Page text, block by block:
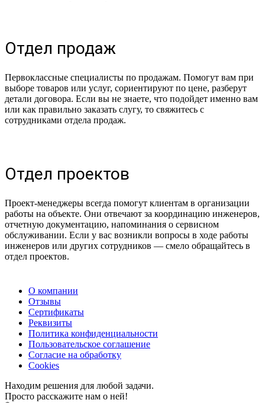
Отдел продаж
Первоклассные специалисты по продажам. Помогут вам при
выборе товаров или услуг, сориентируют по цене, разберут
детали договора. Если вы не знаете, что подойдет именно вам
или как правильно заказать слугу, то свяжитесь с
сотрудниками отдела продаж.
по
клиентами
Ирина
Висальчук
менеджер
Марк
Брониц
сбыта
Петр
Малиновский
Отдел проектов
Проект-менеджеры всегда помогут клиентам в организации
работы на объекте. Они отвечают за координацию инженеров,
отчетную документацию, напоминания о сервисном
обслуживании. Если у вас возникли вопросы в ходе работы
инженеров или других сотрудников — смело обращайтесь в
отдел проектов.
Менеджер
проектов
Анатолий
Тристанов
технической
поддержки
Кирилл
Мрант
менеджер
Светлана
Абраменко
О компании
Отзывы
Сертификаты
Реквизиты
Политика конфиденциальности
Пользовательское соглашение
Согласие на обработку
Cookies
Находим решения для любой задачи.
Просто расскажите нам о ней!